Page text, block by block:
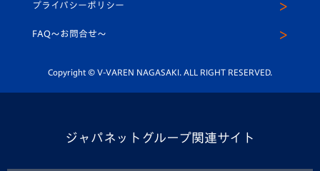
平和祈念活動
ホームタウン活動
スクール
公式LINE＠
プライバシーポリシー
FAQ〜お問合せ〜
Copyright © V-VAREN NAGASAKI. ALL RIGHT RESERVED.
ジャパネットグループ関連サイト